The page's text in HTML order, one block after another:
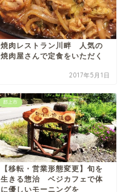
焼肉レストラン川畔 人気の
焼肉屋さんで定食をいただく
2017年5月1日
郡上市
【移転・営業形態変更】旬を
生きる惣治 ベジカフェで体
に優しいモーニングを